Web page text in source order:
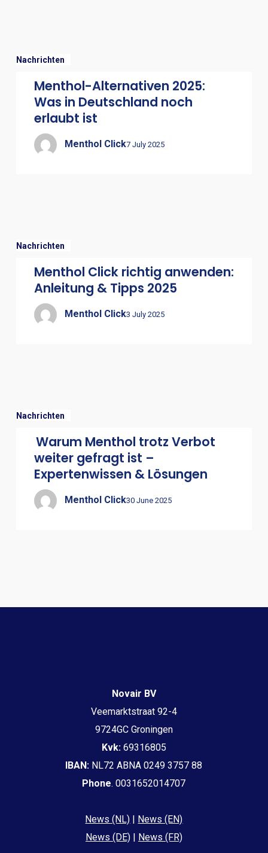
Nachrichten
Menthol-Alternativen 2025:
Was in Deutschland noch
erlaubt ist
Menthol Click7 July 2025
Nachrichten
Menthol Click richtig anwenden:
Anleitung & Tipps 2025
Menthol Click3 July 2025
Nachrichten
Warum Menthol trotz Verbot
weiter gefragt ist –
Expertenwissen & Lösungen
Menthol Click30 June 2025
Novair BV
Veemarktstraat 92-4
9724GC Groningen
Kvk:69316805
IBAN: NL72 ABNA 0249 3757 88
Phone. 0031652014707
News (NL) | News (EN)
News (DE)| News (FR)